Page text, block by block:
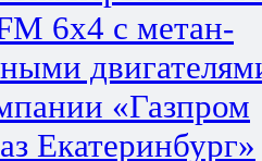
6х4 с метан-
«Газпром
Екатеринбург»